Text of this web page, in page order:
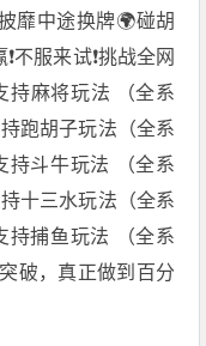
靡中途换牌🌍碰胡
不服来试❗挑战全网
持麻将玩法 （全系
跑胡子玩法（全系
持斗牛玩法 （全系
十三水玩法（全系
持捕鱼玩法 （全系
破，真正做到百分